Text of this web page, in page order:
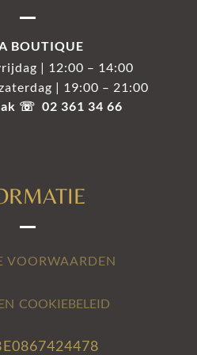
BOUTIQUE
| 12:00 – 14:00
| 19:00 – 21:00
☏ 02 361 34 66
VOORWAARDEN
COOKIEBELEID